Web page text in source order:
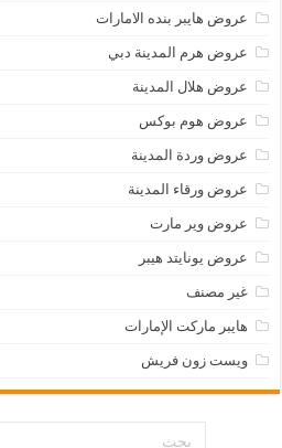
عروض هايبر بنده الامارات
عروض هرم المدينة دبي
عروض هلال المدينة
عروض هوم بوكس
عروض وردة المدينة
عروض ورقاء المدينة
عروض وير مارت
عروض يونايتد هيبر
غير مصنف
هايبر ماركت الإمارات
ويست زون فريش